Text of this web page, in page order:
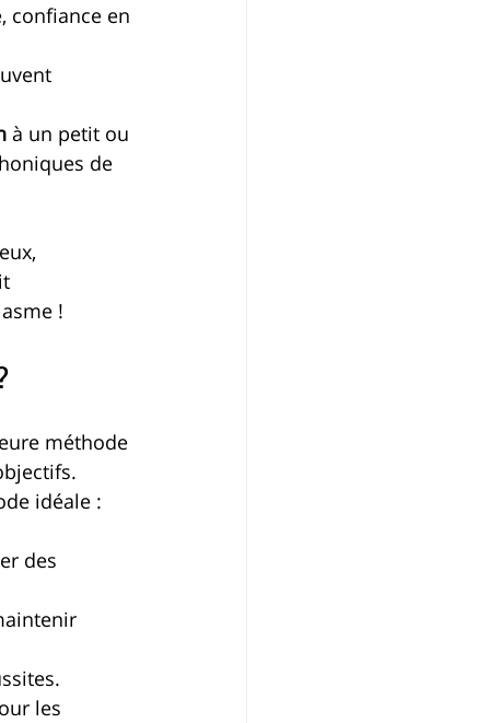
confiance en
à un petit ou
de
!
méthode
idéale :
des
les